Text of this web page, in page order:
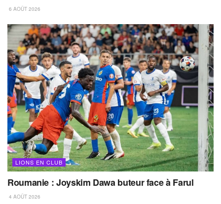
6 AOÛT 2026
LIONS EN CLUB
Roumanie : Joyskim Dawa buteur face à Farul
4 AOÛT 2026